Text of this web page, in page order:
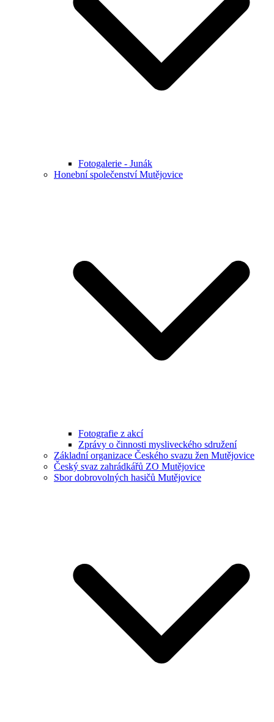
Fotogalerie - Junák
Honební společenství Mutějovice
Fotografie z akcí
Zprávy o činnosti mysliveckého sdružení
Základní organizace Českého svazu žen Mutějovice
Český svaz zahrádkářů ZO Mutějovice
Sbor dobrovolných hasičů Mutějovice